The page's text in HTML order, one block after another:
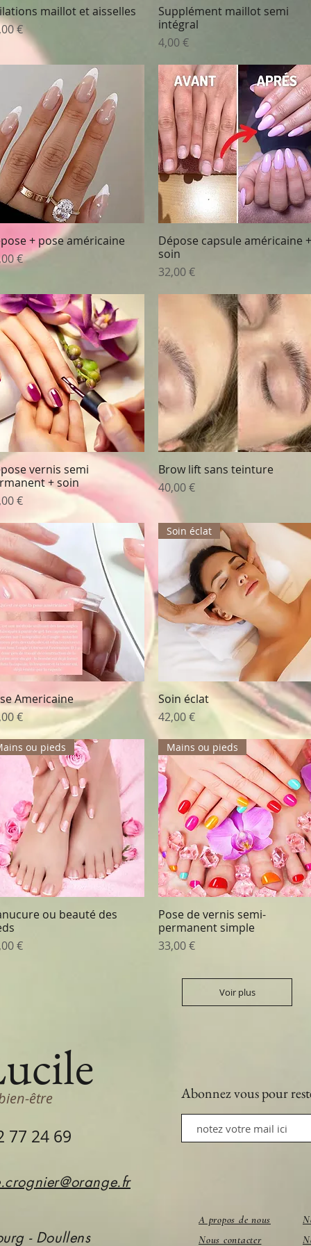
Aperçu rapide
maillot et aisselles
€
Aperçu rapide
Supplément maillot semi
intégral
Prix
4,00 €
Aperçu rapide
+ pose américaine
€
Aperçu rapide
Dépose capsule américaine +
soin
Prix
32,00 €
Aperçu rapide
vernis semi
+ soin
€
Aperçu rapide
Brow lift sans teinture
Prix
40,00 €
Aperçu rapide
Americaine
€
Aperçu rapide
Soin éclat
Soin éclat
Prix
42,00 €
Aperçu rapide
ou pieds
ou beauté des
€
Aperçu rapide
Mains ou pieds
Pose de vernis semi-
permanent simple
Prix
33,00 €
Voir plus
Abonnez vouspour
77 24 69
être
- Doullens
A propos de nous
Nous contacter